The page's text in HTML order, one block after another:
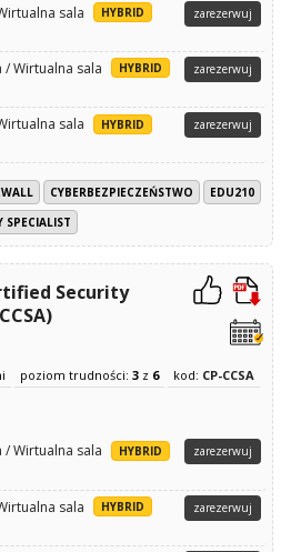
sala
HYBRID
zarezerwuj
Wirtualna sala
HYBRID
zarezerwuj
sala
HYBRID
zarezerwuj
CYBERBEZPIECZEŃSTWO
EDU210
SPECIALIST
Security
poziom trudności: 3z 6 kod: CP-CCSA
Wirtualna sala
HYBRID
zarezerwuj
sala
HYBRID
zarezerwuj